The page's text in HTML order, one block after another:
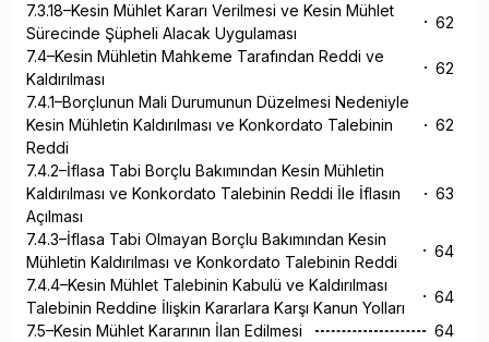
7.3.18–Kesin Mühlet Kararı Verilmesi ve Kesin Mühlet
Sürecinde Şüpheli Alacak Uygulaması
62
7.4–Kesin Mühletin Mahkeme Tarafından Reddi ve
Kaldırılması
62
7.4.1–Borçlunun Mali Durumunun Düzelmesi Nedeniyle
Kesin Mühletin Kaldırılması ve Konkordato Talebinin
Reddi
62
7.4.2–İflasa Tabi Borçlu Bakımından Kesin Mühletin
Kaldırılması ve Konkordato Talebinin Reddi İle İflasın
Açılması
63
7.4.3–İflasa Tabi Olmayan Borçlu Bakımından Kesin
Mühletin Kaldırılması ve Konkordato Talebinin Reddi
64
7.4.4–Kesin Mühlet Talebinin Kabulü ve Kaldırılması
Talebinin Reddine İlişkin Kararlara Karşı Kanun Yolları
64
7.5–Kesin Mühlet Kararının İlan Edilmesi
64